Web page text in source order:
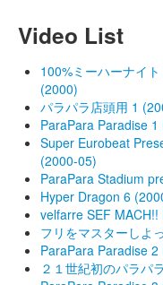
Video List
100%ミーハーナイ
(2000)
パラパラ店頭用 1
ParaPara Paradise
Super Eurobeat
(2000-05)
ParaPara Stadium
Hyper Dragon 6
velfarre SEF
フリをマスターしよ
ParaPara Paradise
２１世紀初のパラパ